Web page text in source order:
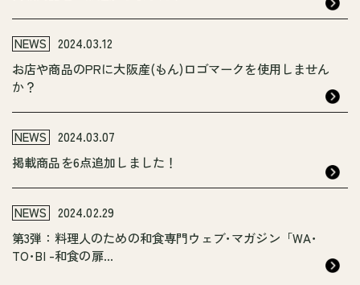
NEWS
2024.03.12
お店や商品のPRに大阪産(もん)ロゴマークを使用しません
か？
NEWS
2024.03.07
掲載商品を6点追加しました！
NEWS
2024.02.29
第3弾：料理人のための和食専門ウェブ･マガジン「WA･
TO･BI -和食の扉...